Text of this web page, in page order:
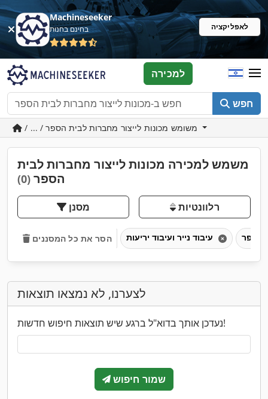
Machineseeker
בחינם בחנות לאפליקציה
חפש
למכירה
משמש למכירה מכונות לייצור מחברות לבית
הספר (0)
מסנן רלוונטיות
הסר את כל המסננים
לצערנו, לא נמצאו תוצאות
נעדכן אותך בדוא"ל ברגע שיש תוצאות חיפוש חדשות!
שמור חיפוש